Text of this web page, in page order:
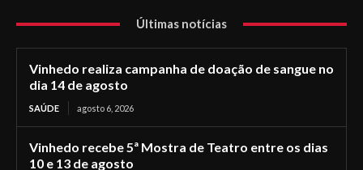
Últimas notícias
Vinhedo realiza campanha de doação de sangue no
dia 14 de agosto
SAÚDE agosto 6, 2026
Vinhedo recebe 5ª Mostra de Teatro entre os dias
10 e 13 de agosto